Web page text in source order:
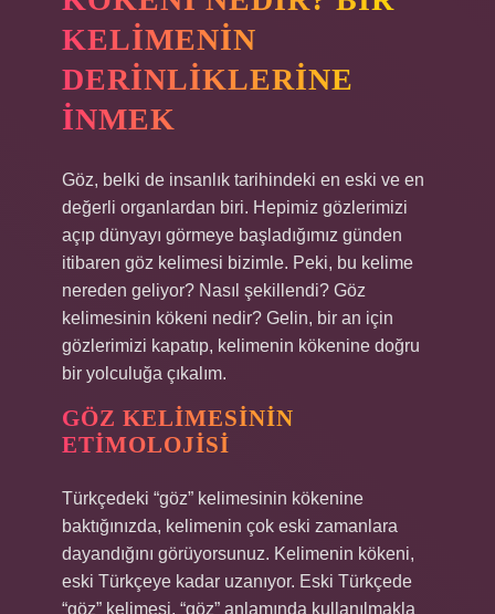
KELIMENIN
DERINLIKLERINE
İNMEK
Göz, belki de insanlık tarihindeki en eski ve en
değerli organlardan biri. Hepimiz gözlerimizi
açıp dünyayı görmeye başladığımız günden
itibaren göz kelimesi bizimle. Peki, bu kelime
nereden geliyor? Nasıl şekillendi? Göz
kelimesinin kökeni nedir? Gelin, bir an için
gözlerimizi kapatıp, kelimenin kökenine doğru
bir yolculuğa çıkalım.
GÖZ KELIMESININ
ETIMOLOJISI
Türkçedeki “göz” kelimesinin kökenine
baktığınızda, kelimenin çok eski zamanlara
dayandığını görüyorsunuz. Kelimenin kökeni,
eski Türkçeye kadar uzanıyor. Eski Türkçede
“göz” kelimesi, “göz” anlamında kullanılmakla